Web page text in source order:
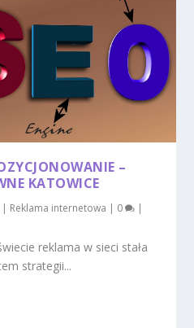
–
KATOWICE
| Reklama internetowa | 0 |
reklama w sieci stała
strategii...